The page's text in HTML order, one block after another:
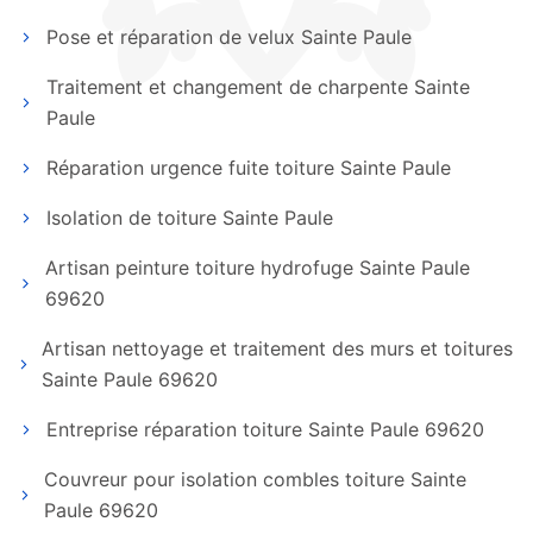
Pose et réparation de velux Sainte Paule
Traitement et changement de charpente Sainte
Paule
Réparation urgence fuite toiture Sainte Paule
Isolation de toiture Sainte Paule
Artisan peinture toiture hydrofuge Sainte Paule
69620
Artisan nettoyage et traitement des murs et toitures
Sainte Paule 69620
Entreprise réparation toiture Sainte Paule 69620
Couvreur pour isolation combles toiture Sainte
Paule 69620